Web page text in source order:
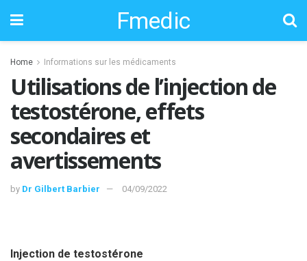
Fmedic
Home Informations sur les médicaments
Utilisations de l’injection de
testostérone, effets
secondaires et
avertissements
by Dr Gilbert Barbier 04/09/2022
Injection de testostérone